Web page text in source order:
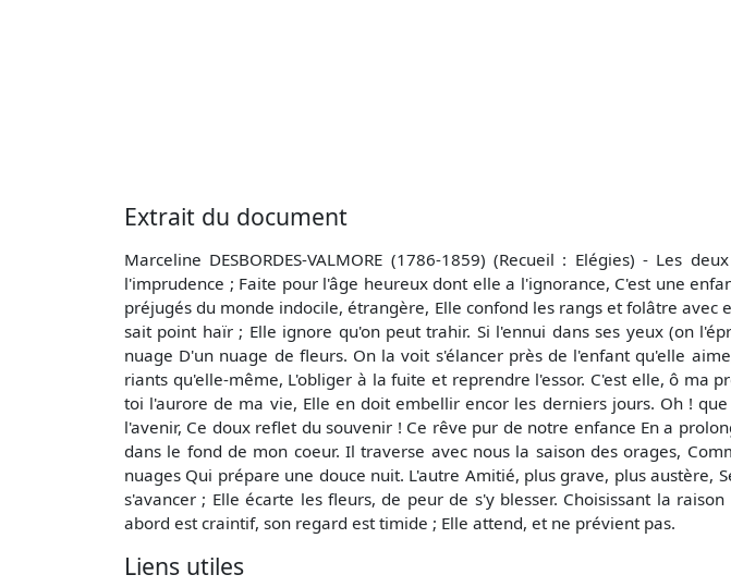
Extrait du document
Marceline DESBORDES-VALMORE (1786-1859) (Recueil : Elégies) - Les
l'imprudence ; Faite pour l'âge heureux dont elle a l'ignorance, C'est une
préjugés du monde indocile, étrangère, Elle confond les rangs et folâtre avec
sait point haïr ; Elle ignore qu'on peut trahir. Si l'ennui dans ses yeux (on
nuage D'un nuage de fleurs. On la voit s'élancer près de l'enfant qu'elle
riants qu'elle-même, L'obliger à la fuite et reprendre l'essor. C'est elle, ô
toi l'aurore de ma vie, Elle en doit embellir encor les derniers jours. Oh !
l'avenir, Ce doux reflet du souvenir ! Ce rêve pur de notre enfance En a
dans le fond de mon coeur. Il traverse avec nous la saison des orages,
nuages Qui prépare une douce nuit. L'autre Amitié, plus grave, plus austère,
s'avancer ; Elle écarte les fleurs, de peur de s'y blesser. Choisissant la
abord est craintif, son regard est timide ; Elle attend, et ne prévient pas.
Liens utiles